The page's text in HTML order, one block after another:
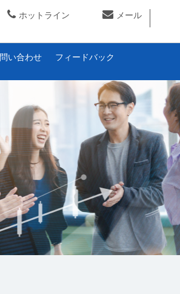
ホットライン メール
問い合わせ フィードバック